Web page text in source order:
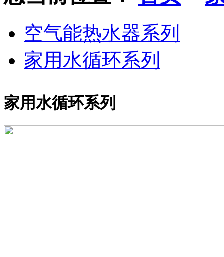
空气能热水器系列
家用水循环系列
家用水循环系列